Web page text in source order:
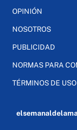
OPINIÓN
NOSOTROS
PUBLICIDAD
NORMAS PARA
TÉRMINOS DE USO